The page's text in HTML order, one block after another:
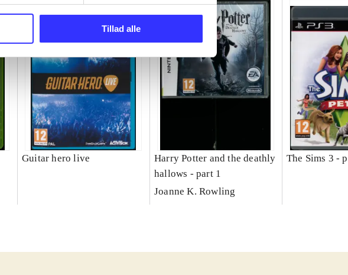
Tillad alle
Guitar hero live
Harry Potter and the deathly
hallows - part 1
Joanne K. Rowling
The Sims 3 -